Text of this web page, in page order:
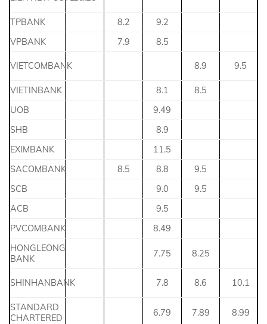
TPBANK 8.2
9.2
VPBANK
7.9 8.5
VIETCOMBANK 8.9 9.5
VIETINBANK 8.1
8.5
UOB
9.49
SHB
8.9
EXIMBANK
11.5
SACOMBANK
8.5 8.8
9.5
SCB
9.0
9.5
ACB
9.5
PVCOMBANK
8.49
HONGLEONG
BANK
7.75 8.25
SHINHANBANK 7.8 8.6 10.1
STANDARD
CHARTERED
6.79 7.89 8.99